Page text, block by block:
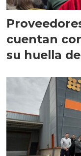
cuentan
su huella